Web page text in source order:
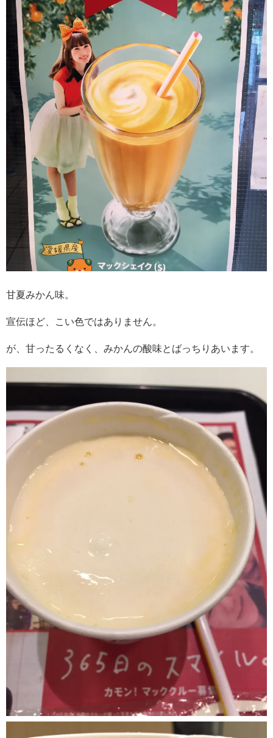
甘夏みかん味。
宣伝ほど、こい色ではありません。
が、甘ったるくなく、みかんの酸味とばっちりあいます。